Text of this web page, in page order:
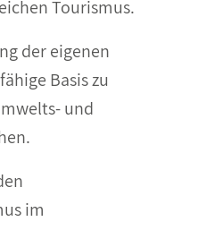
Tourismus.
der eigenen
Basis zu
und
im